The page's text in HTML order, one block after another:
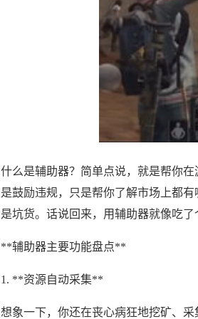
什么是辅助器？简单点说，就是帮你
是鼓励违规，只是帮你了解市场上都
是坑货。话说回来，用辅助器就像吃了
**辅助器主要功能盘点**
1. **资源自动采集**
想象一下，你还在丧心病狂地挖矿、